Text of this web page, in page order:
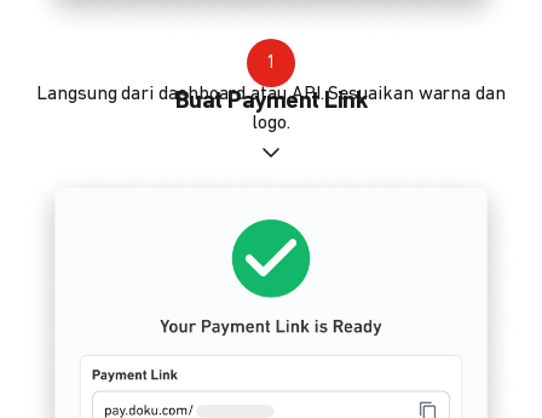
1
Buat Payment Link
Langsung dari dashboard atau API. Sesuaikan warna dan
logo.